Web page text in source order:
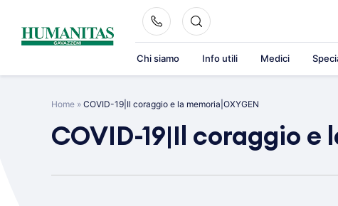
content
Chi siamo Info utili Medici
Home » COVID-19|Il coraggio e la memoria|OXYGEN
COVID-19|Il coraggio e